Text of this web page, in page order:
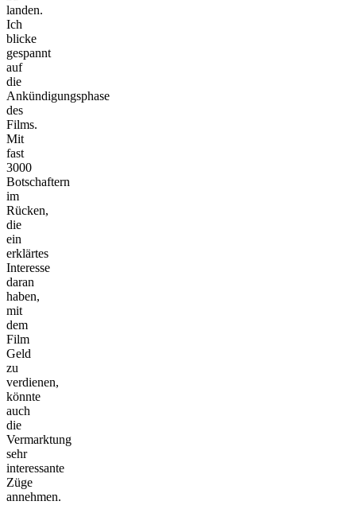
landen.
Ich
blicke
gespannt
auf
die
Ankündigungsphase
des
Films.
Mit
fast
3000
Botschaftern
im
Rücken,
die
ein
erklärtes
Interesse
daran
haben,
mit
dem
Film
Geld
zu
verdienen,
könnte
auch
die
Vermarktung
sehr
interessante
Züge
annehmen.